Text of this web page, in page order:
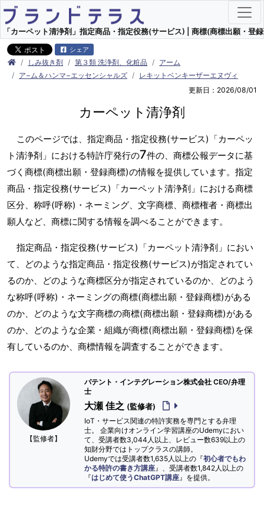
「カーペット清浄剤」指定商品・指定役務(サービス) | 商標(商標出願・登
シェア
しみ抜き剤 第３類 洗浄剤、化粧品
アーム
ア−ム＆ハンマ−エッセンシャルズ
レキットベンキーザーエヌヴィ
更新日：2026/08/01
カーペット清浄剤
このページでは、指定商品・指定役務(サービス)「カーペッ
ト清浄剤」における特許庁発行の7件の、商標公報データに基
づく商標(商標出願・登録商標)の情報を提供しています。指定
商品・指定役務(サービス)「カーペット清浄剤」における商標
区分、称呼(呼称)・ネーミング、文字商標、商標権者・商標出
願人など、商標に関する情報を調べることができます。
指定商品・指定役務(サービス)「カーペット清浄剤」におい
て、どのような指定商品・指定役務(サービス)が指定されてい
るのか、どのような商標区分が指定されているのか、どのよう
な称呼(呼称)・ネーミングの商標(商標出願・登録商標)がある
のか、どのような文字商標の商標(商標出願・登録商標)がある
のか、どのような企業・組織が商標(商標出願・登録商標)を保
有しているのか、商標情報を調査することができます。
【監修者】
パテント・インテグレーション株式会社 CEO/弁理
士
大瀬 佳之 (監修者)
IoT・サービス関連の特許実務を専門とする弁理
士。 企業向けオンライン学習講座のUdemyにおい
て、受講者数3,044人以上、レビュー数639以上の
知財分野ではトップクラスの講師。
Udemyでは受講者数1,635人以上の『初心者でもわ
かる特許の書き方講座 』、受講者数1,842人以上の
『はじめて使うChatGPT講座 』を提供。